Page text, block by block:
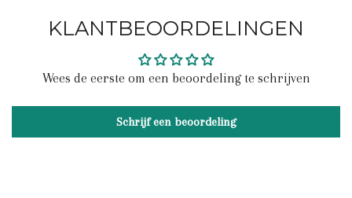
KLANTBEOORDELINGEN
Wees de eerste om een beoordeling te schrijven
Schrijf een beoordeling